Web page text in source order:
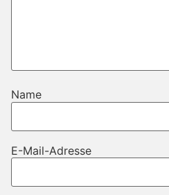
Name
E-Mail-Adresse